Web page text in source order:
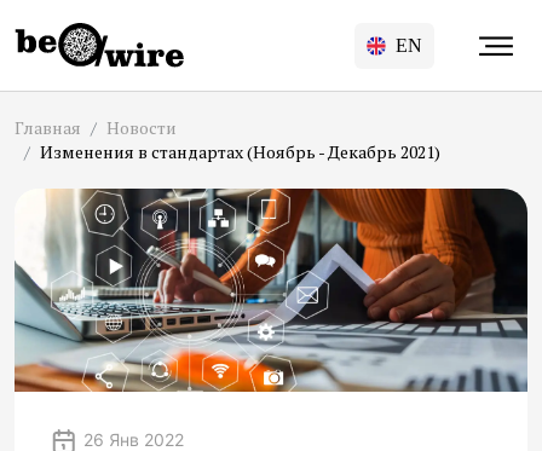
EN
Главная
Новости
Изменения в стандартах (Ноябрь - Декабрь 2021)
26 Янв 2022